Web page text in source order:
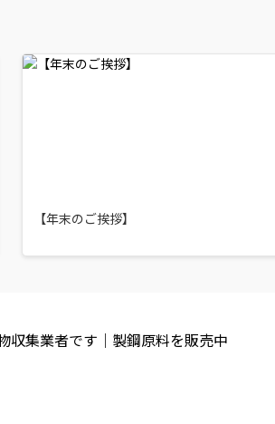
【年末のご挨拶】
収集業者です｜製鋼原料を販売中